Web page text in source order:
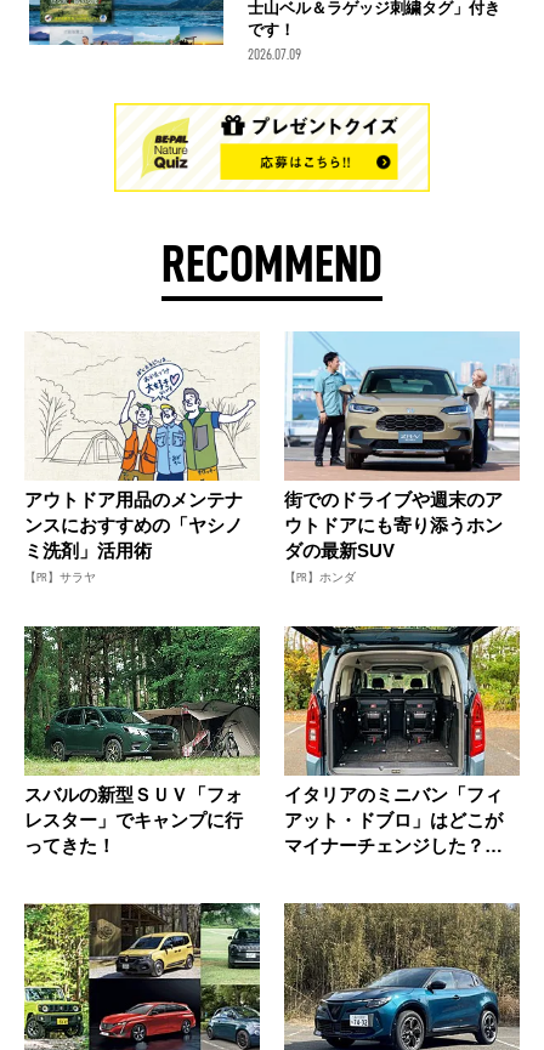
士山ベル＆ラゲッジ刺繍タグ」付き
です！
2026.07.09
RECOMMEND
アウトドア用品のメンテナ
ンスにおすすめの「ヤシノ
ミ洗剤」活用術
【PR】サラヤ
街でのドライブや週末のア
ウトドアにも寄り添うホン
ダの最新SUV
【PR】ホンダ
スバルの新型ＳＵＶ「フォ
レスター」でキャンプに行
ってきた！
イタリアのミニバン「フィ
アット・ドブロ」はどこが
マイナーチェンジした？積